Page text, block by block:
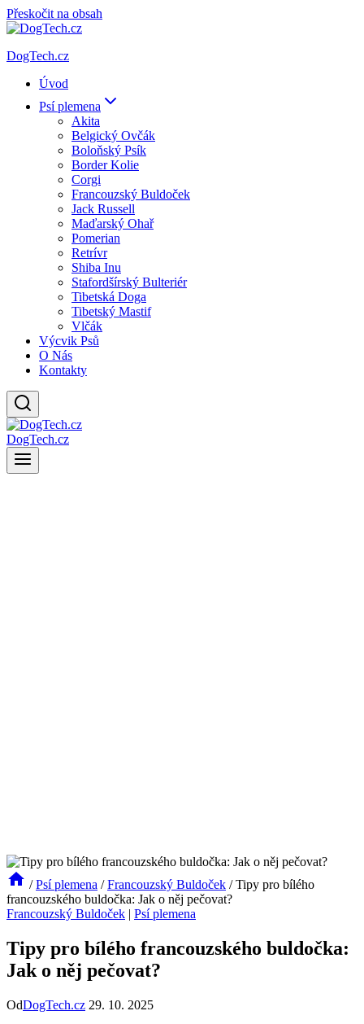
Přeskočit na obsah
DogTech.cz
Úvod
Psí plemena
Akita
Belgický Ovčák
Boloňský Psík
Border Kolie
Corgi
Francouzský Buldoček
Jack Russell
Maďarský Ohař
Pomerian
Retrívr
Shiba Inu
Stafordšírský Bulteriér
Tibetská Doga
Tibetský Mastif
Vlčák
Výcvik Psů
O Nás
Kontakty
DogTech.cz
/ Psí plemena / Francouzský Buldoček / Tipy pro bílého
francouzského buldočka: Jak o něj pečovat?
Francouzský Buldoček | Psí plemena
Tipy pro bílého francouzského buldočka:
Jak o něj pečovat?
OdDogTech.cz 29. 10. 2025